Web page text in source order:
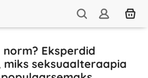
norm? Eksperdid
seksuaalteraapia